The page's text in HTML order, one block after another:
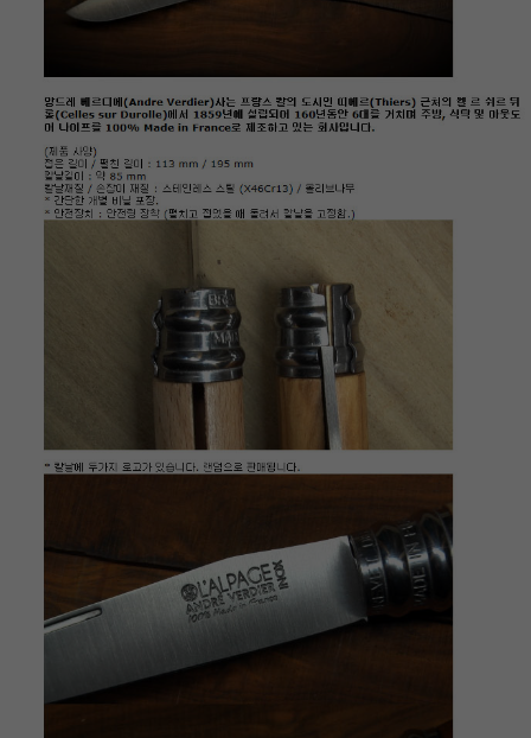
이코 라이프 하